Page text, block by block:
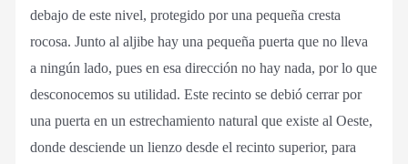
debajo de este nivel, protegido por una pequeña cresta
rocosa. Junto al aljibe hay una pequeña puerta que no lleva
a ningún lado, pues en esa dirección no hay nada, por lo que
desconocemos su utilidad. Este recinto se debió cerrar por
una puerta en un estrechamiento natural que existe al Oeste,
donde desciende un lienzo desde el recinto superior, para